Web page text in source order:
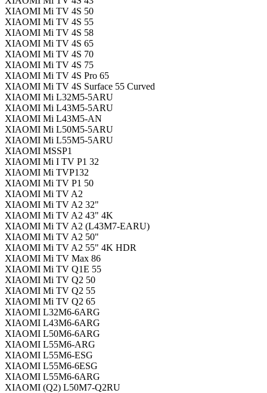
XIAOMI Mi TV 4S 50
XIAOMI Mi TV 4S 55
XIAOMI Mi TV 4S 58
XIAOMI Mi TV 4S 65
XIAOMI Mi TV 4S 70
XIAOMI Mi TV 4S 75
XIAOMI Mi TV 4S Pro 65
XIAOMI Mi TV 4S Surface 55 Curved
XIAOMI Mi L32M5-5ARU
XIAOMI Mi L43M5-5ARU
XIAOMI Mi L43M5-AN
XIAOMI Mi L50M5-5ARU
XIAOMI Mi L55M5-5ARU
XIAOMI MSSP1
XIAOMI Mi I TV P1 32
XIAOMI Mi TVP132
XIAOMI Mi TV P1 50
XIAOMI Mi TV A2
XIAOMI Mi TV A2 32"
XIAOMI Mi TV A2 43" 4K
XIAOMI Mi TV A2 (L43M7-EARU)
XIAOMI Mi TV A2 50"
XIAOMI Mi TV A2 55" 4K HDR
XIAOMI Mi TV Max 86
XIAOMI Mi TV Q1E 55
XIAOMI Mi TV Q2 50
XIAOMI Mi TV Q2 55
XIAOMI Mi TV Q2 65
XIAOMI L32M6-6ARG
XIAOMI L43M6-6ARG
XIAOMI L50M6-6ARG
XIAOMI L55M6-ARG
XIAOMI L55M6-ESG
XIAOMI L55M6-6ESG
XIAOMI L55M6-6ARG
XIAOMI (Q2) L50M7-Q2RU